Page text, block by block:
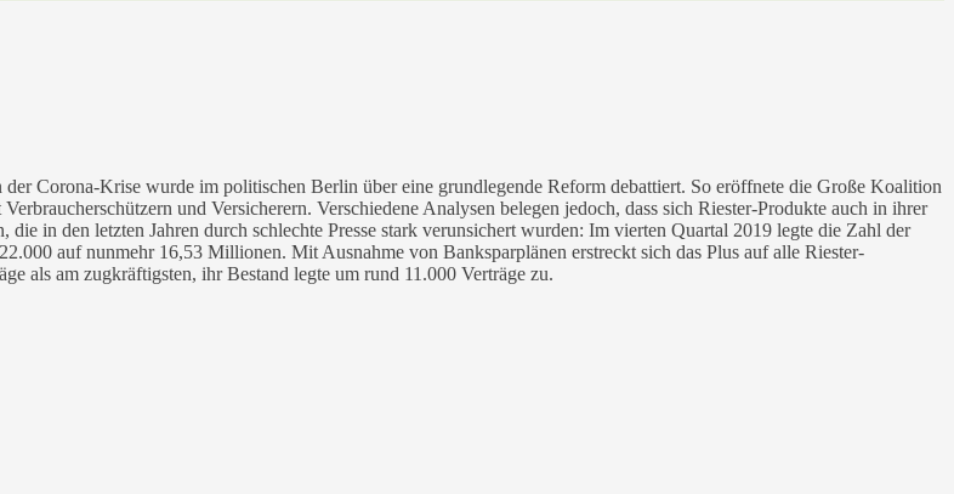
Corona-Krise wurde im politischen Berlin über eine grundlegende Reform debattiert. So eröffnete die Große Koalition
und Versicherern. Verschiedene Analysen belegen jedoch, dass sich Riester-Produkte auch in ihrer
in den letzten Jahren durch schlechte Presse stark verunsichert wurden: Im vierten Quartal 2019 legte die Zahl der
auf nunmehr 16,53 Millionen. Mit Ausnahme von Banksparplänen erstreckt sich das Plus auf alle Riester-
als am zugkräftigsten, ihr Bestand legte um rund 11.000 Verträge zu.